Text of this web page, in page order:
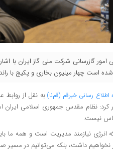
امور گازرسانی شرکت ملی گاز ایران با
است چهار میلیون بخاری و پکیج با
اطلاع رسانی خبرقم (قم‌نا)به نقل از روابط
کرد: نظام مقدس جمهوری اسلامی ایران
نیست.
انرژی نیازمند مدیریت است و همه ما
نخواهیم داشت، بلکه می‌توانیم در مسیر